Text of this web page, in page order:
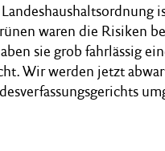
waren die Risiken
sie grob fahrlässig
Wir werden jetzt